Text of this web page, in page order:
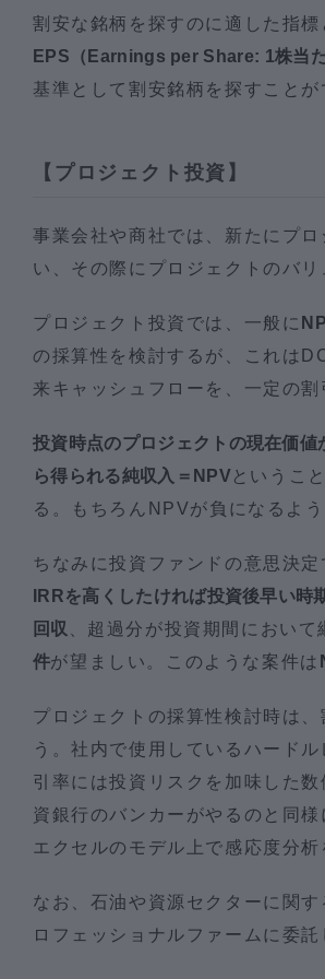
割安な銘柄を探すのに適した指標
EPS（Earnings per Share: 1株当
基準として割安銘柄を探すことが
【プロジェクト投資】
事業会社や商社では、新たにプ
い、その際にプロジェクトのバリ
プロジェクト投資では、一般に
の採算性を検討するが、これは
来キャッシュフローを、一定の
投資時点のプロジェクトの現在価
ら得られる純収入＝NPVというこ
る。もちろんNPVが負になるよ
ちなみに投資ファンドの意思決定
IRRを高くしたければ投資後早い
回収
、超過分が投資期間において
件が望ましい。このような案件は
プロジェクトの採算性検討時は
う。社内で使用しているハード
引率には投資リスクを加味した
資銀行のバンカーがやるのと同
エクセルのモデル上で感応度分
なお、石油や資源セクターに関
ロフェッショナルファームに委